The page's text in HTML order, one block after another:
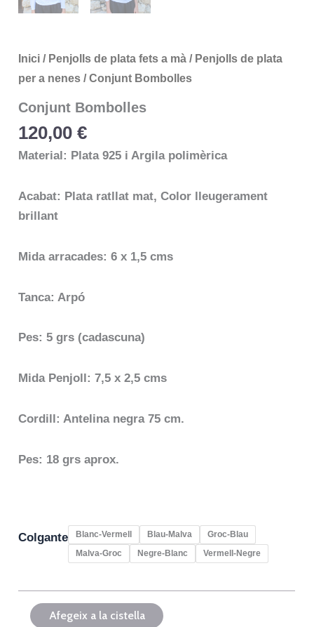
Inici / Penjolls de plata fets a mà / Penjolls de plata
per a nenes / Conjunt Bombolles
Conjunt Bombolles
120,00€
Material: Plata 925 i Argila polimèrica
Acabat: Plata ratllat mat, Color lleugerament
brillant
Mida arracades: 6 x 1,5 cms
Tanca: Arpó
Pes: 5 grs (cadascuna)
Mida Penjoll: 7,5 x 2,5 cms
Cordill: Antelina negra 75 cm.
Pes: 18 grs aprox.
Colgante Blanc-Vermell Blau-Malva
Groc-Blau
Malva-Groc
Negre-Blanc Vermell-Negre
Afegeix a la cistella